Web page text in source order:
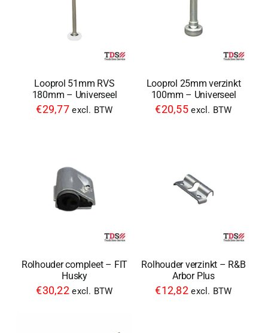
Looprol 51mm RVS
180mm – Universeel
€29,77 excl. BTW
Looprol 25mm verzinkt
100mm – Universeel
€20,55 excl. BTW
Rolhouder compleet – FIT
Husky
€30,22 excl. BTW
Rolhouder verzinkt – R&B
Arbor Plus
€12,82 excl. BTW